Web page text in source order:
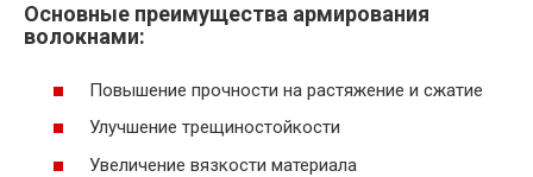
Основные преимущества армирования
волокнами:
Повышение прочности на растяжение и сжатие
Улучшение трещиностойкости
Увеличение вязкости материала